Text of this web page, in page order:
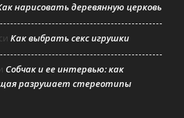
нарисовать деревянную церковь
Как выбрать секс игрушки
Собчак и ее интервью: как
разрушает стереотипы